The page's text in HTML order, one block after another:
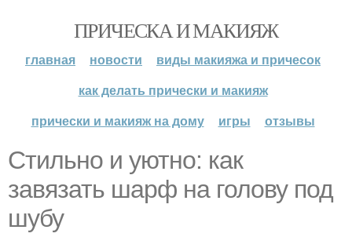
ПРИЧЕСКА И МАКИЯЖ
главная новости
виды макияжа и причесок
как делать прически и макияж
прически и макияж на дому
игры отзывы
Стильно и уютно: как
завязать шарф на голову под
шубу